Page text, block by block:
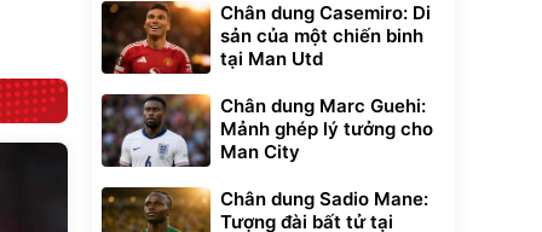
Chân dung Casemiro: Di
sản của một chiến binh
tại Man Utd
Chân dung Marc Guehi:
Mảnh ghép lý tưởng cho
Man City
Chân dung Sadio Mane:
Tượng đài bất tử tại